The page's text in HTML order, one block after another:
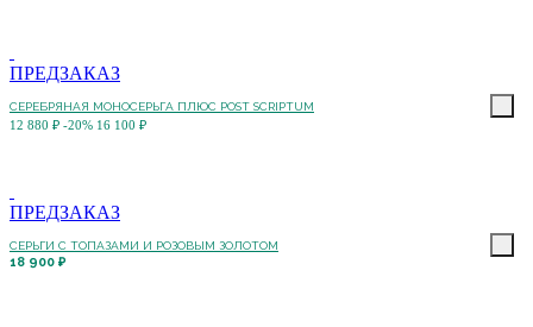
ПРЕДЗАКАЗ
СЕРЕБРЯНАЯ МОНОСЕРЬГА ПЛЮС POST SCRIPTUM
12 880 ₽ -20% 16 100 ₽
ПРЕДЗАКАЗ
СЕРЬГИ С ТОПАЗАМИ И РОЗОВЫМ ЗОЛОТОМ
18 900 ₽